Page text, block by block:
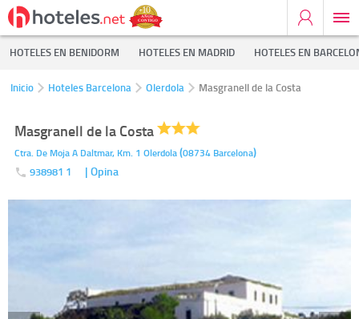
HOTELES EN BENIDORM HOTELES EN MADRID HOTELES EN
Inicio Hoteles Barcelona Olerdola Masgranell de la Costa
Masgranell de la Costa
Ctra. De Moja A Daltmar, Km. 1 Olerdola(08734 Barcelona)
938981 1 | Opina